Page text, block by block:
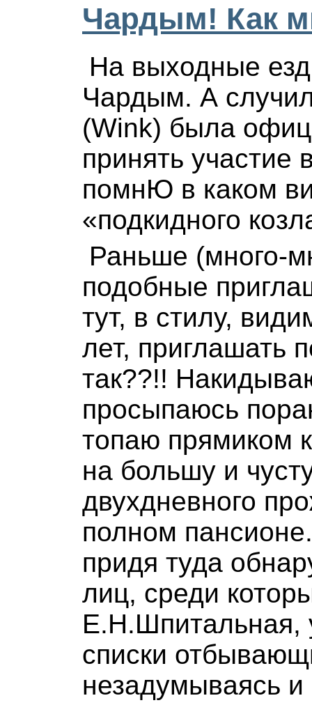
Чардым! Как
На выходные
Чардым. А
(Wink) была
принять участие
помнЮ в каком
«подкидного
Раньше (много-
подобные
тут, в стилу,
лет, приглашать
так??!!
просыпаюсь
топаю прямиком
на большу и
двухдневного
полном
придя туда
лиц, среди
Е.Н.Шпитальная,
списки
незадумываясь